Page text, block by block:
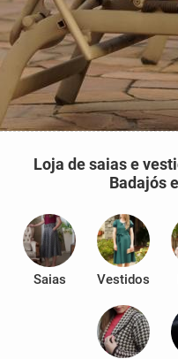
Loja de saias e
Badajós
Saias Vestidos